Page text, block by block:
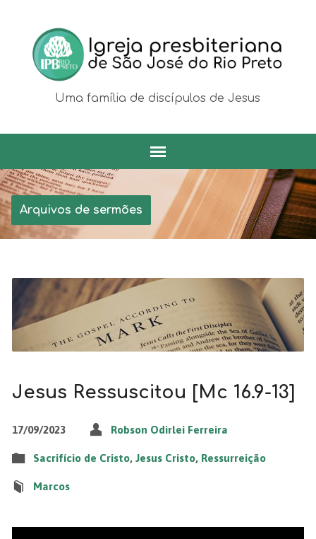
Uma família de discípulos de Jesus
Arquivos de sermões
Jesus Ressuscitou [Mc 16.9-13]
17/09/2023 Robson Odirlei Ferreira
Sacrifício de Cristo, Jesus Cristo, Ressurreição
Marcos